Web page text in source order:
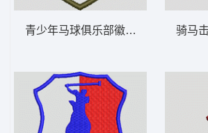
青少年马球俱乐部徽章 保罗 骑马骑马